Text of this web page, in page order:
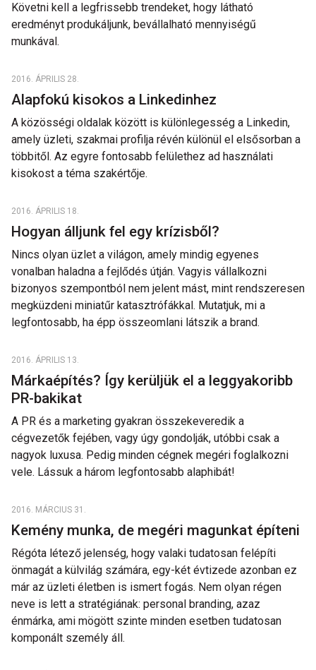
Követni kell a legfrissebb trendeket, hogy látható
eredményt produkáljunk, bevállalható mennyiségű
munkával.
2016. ÁPRILIS 28.
Alapfokú kisokos a Linkedinhez
A közösségi oldalak között is különlegesség a Linkedin,
amely üzleti, szakmai profilja révén különül el elsősorban a
többitől. Az egyre fontosabb felülethez ad használati
kisokost a téma szakértője.
2016. ÁPRILIS 18.
Hogyan álljunk fel egy krízisből?
Nincs olyan üzlet a világon, amely mindig egyenes
vonalban haladna a fejlődés útján. Vagyis vállalkozni
bizonyos szempontból nem jelent mást, mint rendszeresen
megküzdeni miniatűr katasztrófákkal. Mutatjuk, mi a
legfontosabb, ha épp összeomlani látszik a brand.
2016. ÁPRILIS 13.
Márkaépítés? Így kerüljük el a leggyakoribb
PR-bakikat
A PR és a marketing gyakran összekeveredik a
cégvezetők fejében, vagy úgy gondolják, utóbbi csak a
nagyok luxusa. Pedig minden cégnek megéri foglalkozni
vele. Lássuk a három legfontosabb alaphibát!
2016. MÁRCIUS 31.
Kemény munka, de megéri magunkat építeni
Régóta létező jelenség, hogy valaki tudatosan felépíti
önmagát a külvilág számára, egy-két évtizede azonban ez
már az üzleti életben is ismert fogás. Nem olyan régen
neve is lett a stratégiának: personal branding, azaz
énmárka, ami mögött szinte minden esetben tudatosan
komponált személy áll.